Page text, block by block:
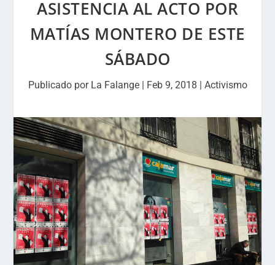
ASISTENCIA AL ACTO POR
MATÍAS MONTERO DE ESTE
SÁBADO
Publicado por La Falange| Feb 9, 2018 | Activismo